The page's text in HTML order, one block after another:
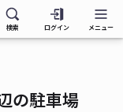
検索 ログイン メニュー
の駐車場